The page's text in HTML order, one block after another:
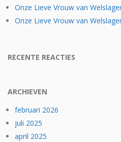
Onze Lieve Vrouw van
Onze Lieve Vrouw van
RECENTE REACTIES
ARCHIEVEN
februari 2026
juli 2025
april 2025